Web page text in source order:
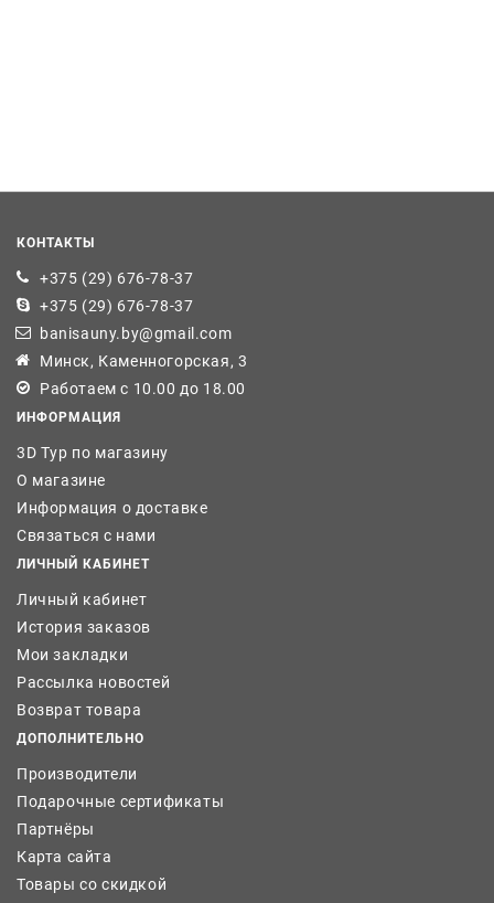
КОНТАКТЫ
+375 (29) 676-78-37
+375 (29) 676-78-37
banisauny.by@gmail.com
Минск, Каменногорская, 3
Работаем с 10.00 до 18.00
ИНФОРМАЦИЯ
3D Тур по магазину
О магазине
Информация о доставке
Связаться с нами
ЛИЧНЫЙ КАБИНЕТ
Личный кабинет
История заказов
Мои закладки
Рассылка новостей
Возврат товара
ДОПОЛНИТЕЛЬНО
Производители
Подарочные сертификаты
Партнёры
Карта сайта
Товары со скидкой